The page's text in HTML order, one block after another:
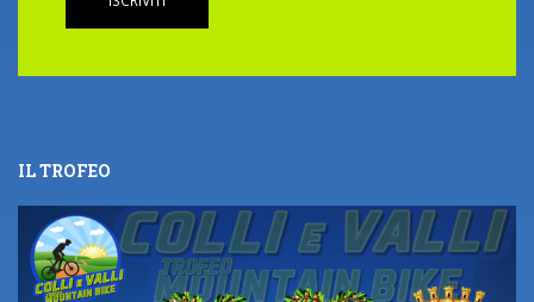
IL TROFEO